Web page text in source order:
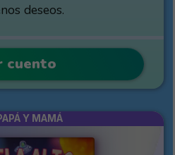
deseos.
cuento
Y MAMÁ